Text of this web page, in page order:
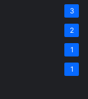
3
2
1
1